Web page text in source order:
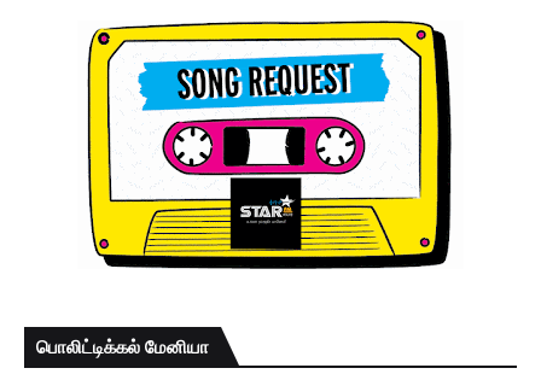
பொலிட்டிக்கல் மேனியா